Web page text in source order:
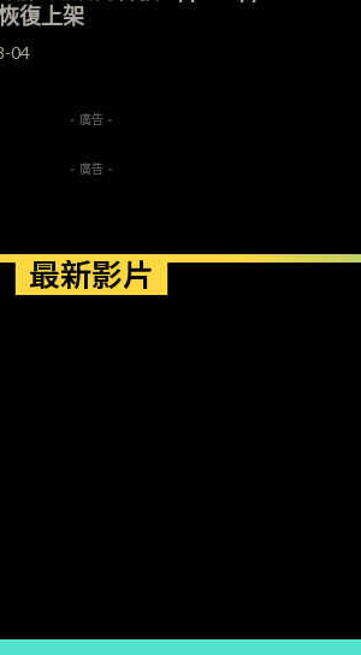
復上架
04
- 廣告 -
- 廣告 -
最新影片